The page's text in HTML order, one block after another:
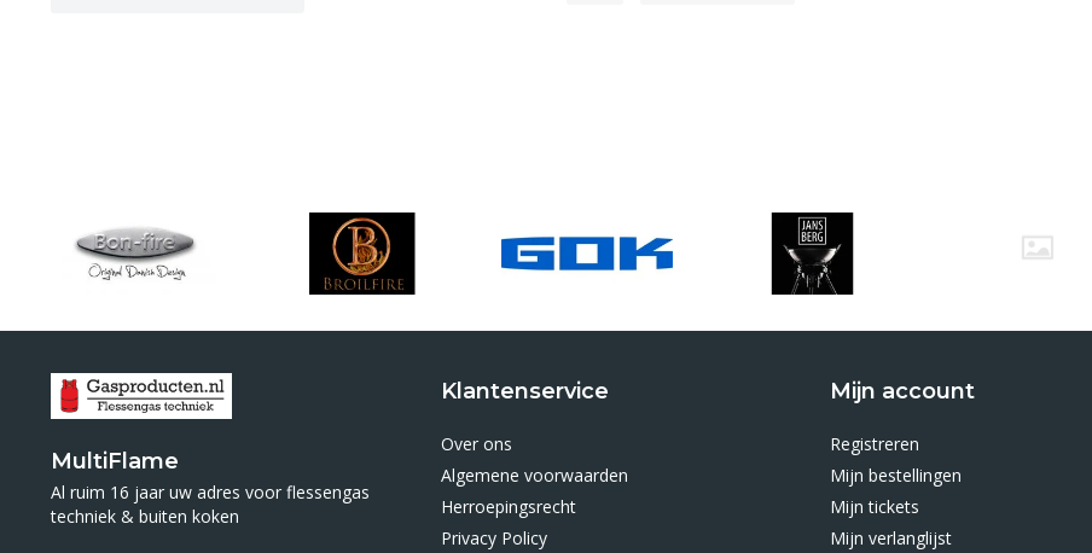
MultiFlame
Al ruim 16 jaar uw adres voor flessengas
techniek & buiten koken
Klantenservice
Over ons
Algemene voorwaarden
Herroepingsrecht
Privacy Policy
Mijn account
Registreren
Mijn bestellingen
Mijn tickets
Mijn verlanglijst